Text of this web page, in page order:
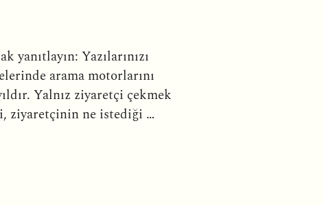
Yazılarınızı
arama motorlarını
Yalnız ziyaretçi çekmek
ziyaretçinin ne istediği …